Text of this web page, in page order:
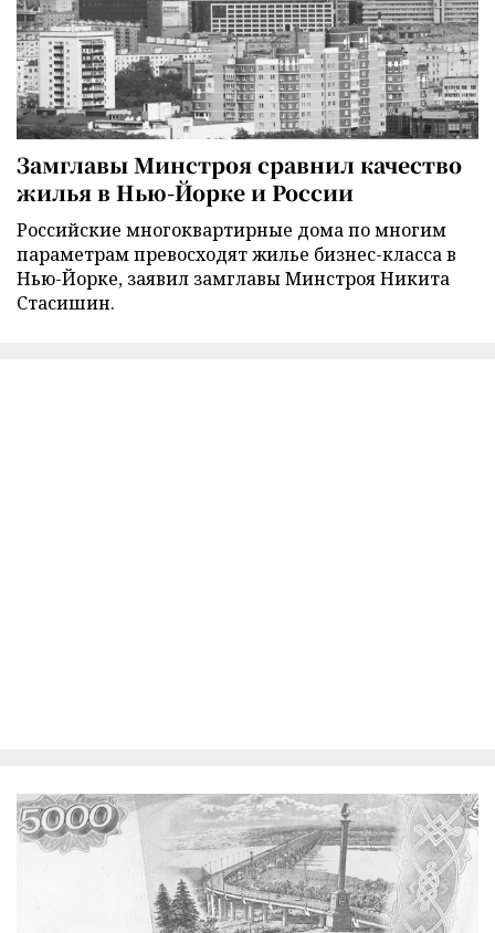
Замглавы Минстроя сравнил качество
жилья в Нью-Йорке и России
Российские многоквартирные дома по многим
параметрам превосходят жилье бизнес-класса в
Нью-Йорке, заявил замглавы Минстроя Никита
Стасишин.